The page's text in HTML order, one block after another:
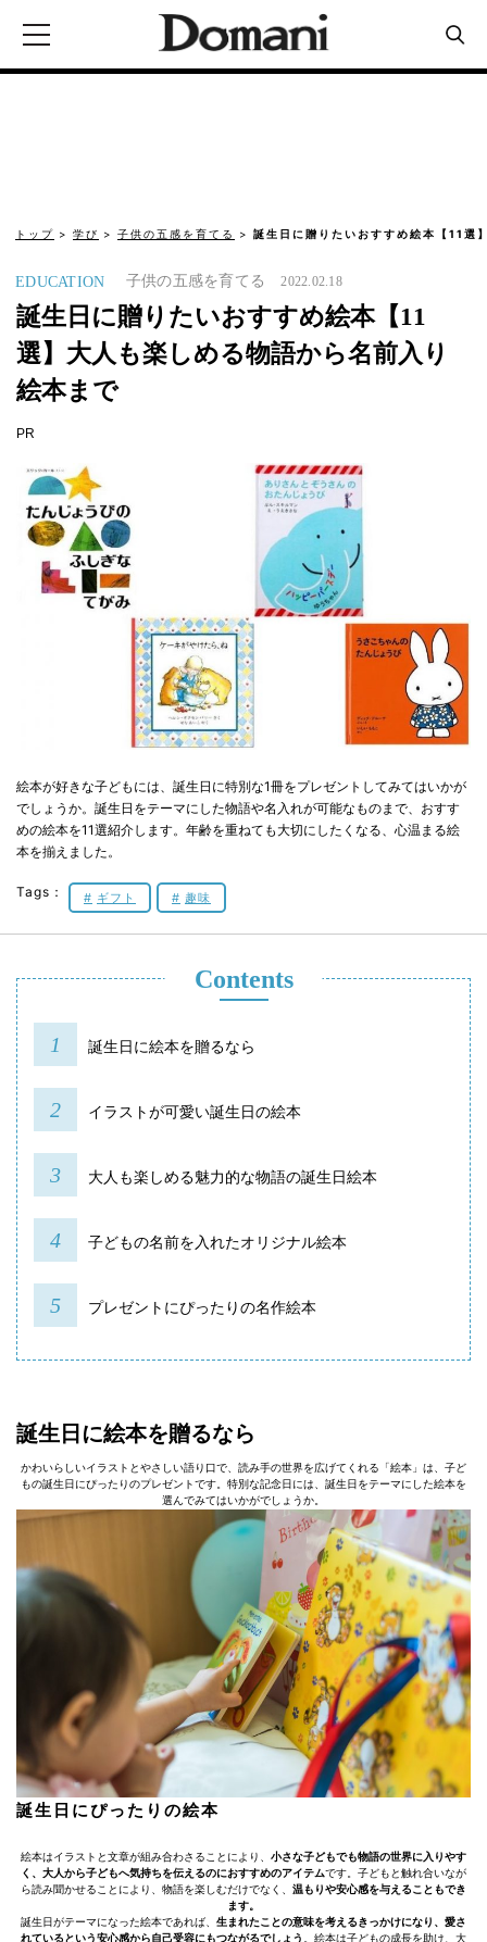
トップ 学び 子供の五感を育てる 誕生日に贈りたいおすすめ絵本【11選
EDUCATION 子供の五感を育てる 2022.02.18
誕生日に贈りたいおすすめ絵本【11
選】大人も楽しめる物語から名前入り
絵本まで
PR
絵本が好きな子どもには、誕生日に特別な1冊をプレゼントしてみてはいかが
でしょうか。誕生日をテーマにした物語や名入れが可能なものまで、おすす
めの絵本を11選紹介します。年齢を重ねても大切にしたくなる、心温まる絵
本を揃えました。
Tags： ギフト 趣味
Contents
誕生日に絵本を贈るなら
イラストが可愛い誕生日の絵本
大人も楽しめる魅力的な物語の誕生日絵本
子どもの名前を入れたオリジナル絵本
プレゼントにぴったりの名作絵本
誕生日に絵本を贈るなら
かわいらしいイラストとやさしい語り口で、読み手の世界を広げてくれる「絵本」は、子ど
もの誕生日にぴったりのプレゼントです。特別な記念日には、誕生日をテーマにした絵本を
選んでみてはいかがでしょうか。
誕生日にぴったりの絵本
絵本はイラストと文章が組み合わさることにより、 小さな子どもでも物語の世界に入りやす
く、大人から子どもへ気持ちを伝えるのにおすすめのアイテムです。子どもと触れ合いなが
ら読み聞かせることにより、物語を楽しむだけでなく、 温もりや安心感を与えることもでき
ます。
誕生日がテーマになった絵本であれば、 生まれたことの意味を考えるきっかけになり、愛さ
れているという安心感から自己受容にもつながるでしょう
。絵本は子どもの成長を助け、大